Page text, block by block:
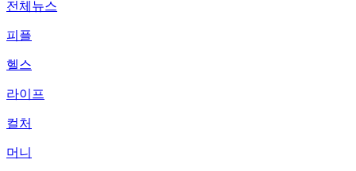
전체뉴스
피플
헬스
라이프
컬처
머니